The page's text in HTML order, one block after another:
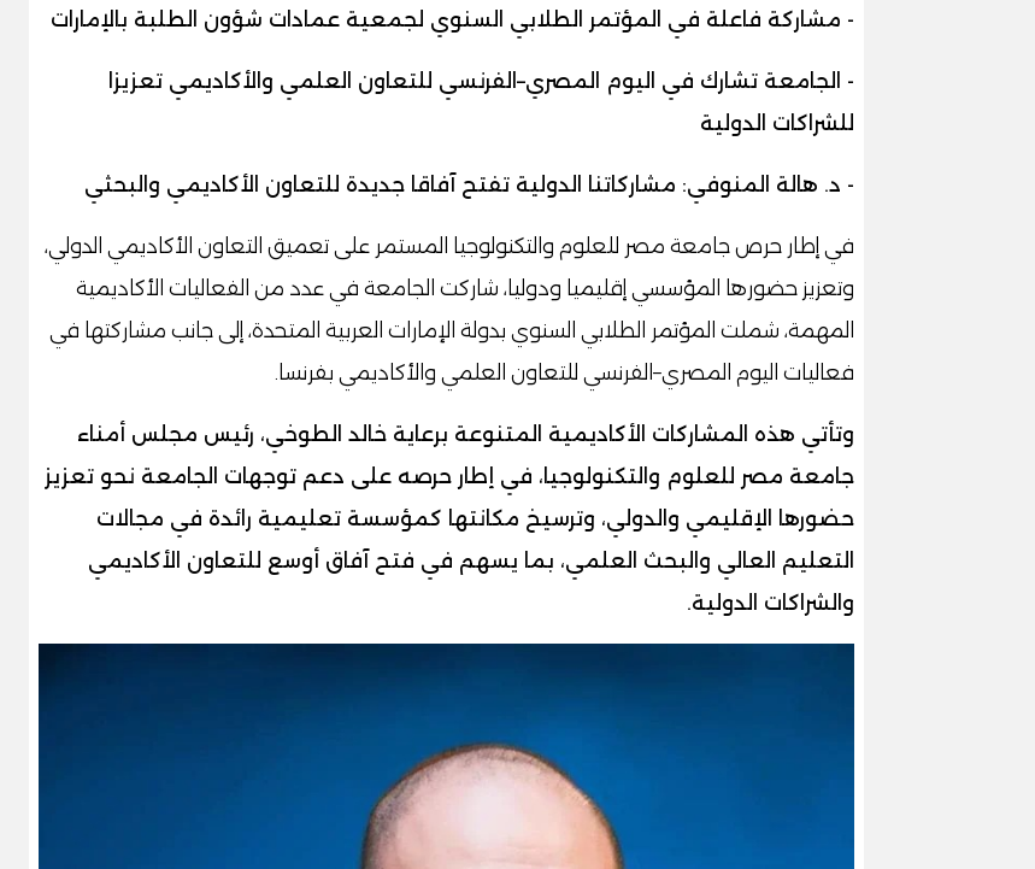
- مشاركة فاعلة في المؤتمر الطلابي السنوي لجمعية عمادات شؤون الطلبة بالإمارات
- الجامعة تشارك في اليوم المصري–الفرنسي للتعاون العلمي والأكاديمي تعزيزا
للشراكات الدولية
- د. هالة المنوفي: مشاركاتنا الدولية تفتح آفاقا جديدة للتعاون الأكاديمي والبحثي
في إطار حرص جامعة مصر للعلوم والتكنولوجيا المستمر على تعميق التعاون الأكاديمي الدولي،
وتعزيز حضورها المؤسسي إقليميا ودوليا، شاركت الجامعة في عدد من الفعاليات الأكاديمية
المهمة، شملت المؤتمر الطلابي السنوي بدولة الإمارات العربية المتحدة، إلى جانب مشاركتها في
فعاليات اليوم المصري–الفرنسي للتعاون العلمي والأكاديمي بفرنسا.
وتأتي هذه المشاركات الأكاديمية المتنوعة برعاية خالد الطوخي، رئيس مجلس أمناء
جامعة مصر للعلوم والتكنولوجيا، في إطار حرصه على دعم توجهات الجامعة نحو تعزيز
حضورها الإقليمي والدولي، وترسيخ مكانتها كمؤسسة تعليمية رائدة في مجالات
التعليم العالي والبحث العلمي، بما يسهم في فتح آفاق أوسع للتعاون الأكاديمي
والشراكات الدولية.